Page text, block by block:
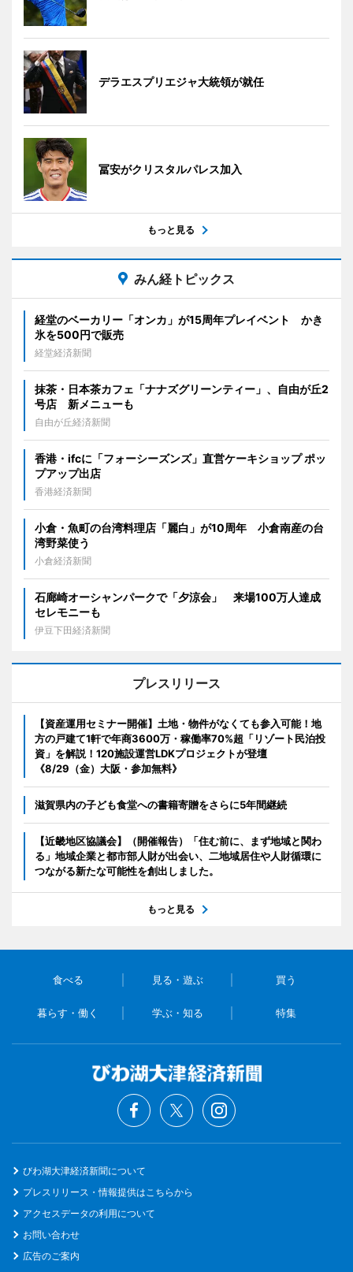
デラエスプリエジャ大統領が就任
冨安がクリスタルパレス加入
もっと見る
みん経トピックス
経堂のベーカリー「オンカ」が15周年プレイベント かき
氷を500円で販売
経堂経済新聞
抹茶・日本茶カフェ「ナナズグリーンティー」、自由が丘2
号店 新メニューも
自由が丘経済新聞
香港・ifcに「フォーシーズンズ」直営ケーキショップ ポッ
プアップ出店
香港経済新聞
小倉・魚町の台湾料理店「麗白」が10周年 小倉南産の台
湾野菜使う
小倉経済新聞
石廊崎オーシャンパークで「夕涼会」 来場100万人達成
セレモニーも
伊豆下田経済新聞
プレスリリース
【資産運用セミナー開催】土地・物件がなくても参入可能！地
方の戸建て1軒で年商3600万・稼働率70%超「リゾート民泊投
資」を解説！120施設運営LDKプロジェクトが登壇
《8/29（金）大阪・参加無料》
滋賀県内の子ども食堂への書籍寄贈をさらに5年間継続
【近畿地区協議会】（開催報告）「住む前に、まず地域と関わ
る」地域企業と都市部人財が出会い、二地域居住や人財循環に
つながる新たな可能性を創出しました。
もっと見る
食べる 見る・遊ぶ 買う
暮らす・働く 学ぶ・知る 特集
びわ湖大津経済新聞について
プレスリリース・情報提供はこちらから
アクセスデータの利用について
お問い合わせ
広告のご案内